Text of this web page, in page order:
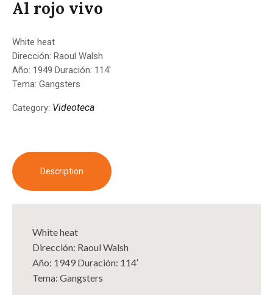
Al rojo vivo
White heat
Dirección: Raoul Walsh
Año: 1949 Duración: 114′
Tema: Gangsters
Category: Videoteca
Description
White heat
Dirección: Raoul Walsh
Año: 1949 Duración: 114′
Tema: Gangsters